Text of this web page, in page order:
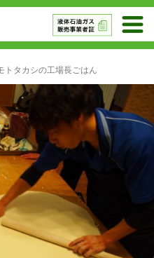
トタカシの工場長ごはん